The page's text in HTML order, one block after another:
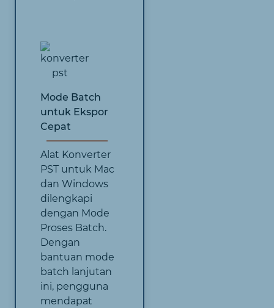
Mode Batch
untuk Ekspor
Cepat
Alat Konverter
PST untuk Mac
dan Windows
dilengkapi
dengan Mode
Proses Batch.
Dengan
bantuan mode
batch lanjutan
ini, pengguna
mendapat